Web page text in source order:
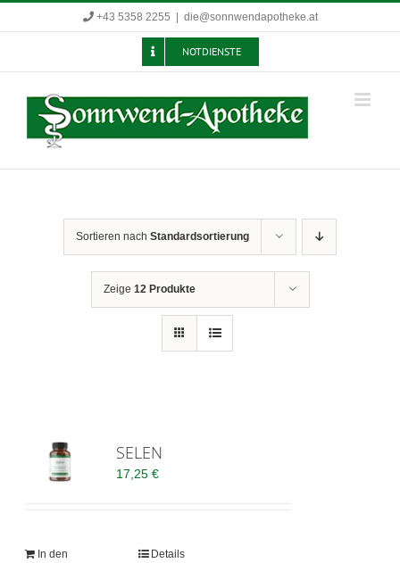
+43 5358 2255 die@sonnwendapotheke.at
NOTDIENSTE
Sortieren nach Standardsortierung
Zeige 12 Produkte
SELEN
17,25€
In den
Details